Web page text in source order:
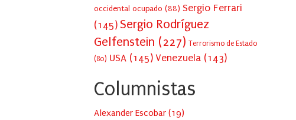
occidental ocupado (88) Sergio Ferrari
(145) Sergio Rodríguez
Gelfenstein (227) Terrorismo de Estado
(80) USA (145) Venezuela (143)
Columnistas
Alexander Escobar (19)